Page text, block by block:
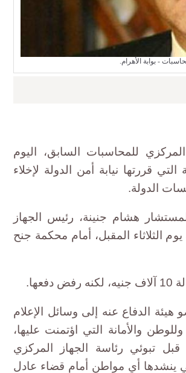
- بوابة الأهرام.
للمحاسبات السابق، اليوم
قررتها نيابة أمن الدولة لإخلاء
الدولة.
هشام جنينة، رئيس الجهاز
الثلاثاء المقبل، أمام محكمة جنح
الدفاع عنه إلى وسائل الإعلام
والأمانة التي اؤتمنت عليها،
تبوئي رئاسة الجهاز المركزي
ينشدها أي مواطن أمام قضاء عادل